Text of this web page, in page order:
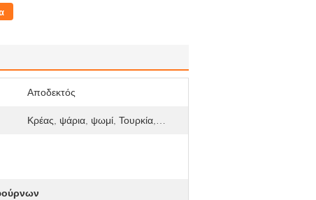
Αποδεκτός
Κρέας, ψάρια, ψωμί, Τουρκία,…